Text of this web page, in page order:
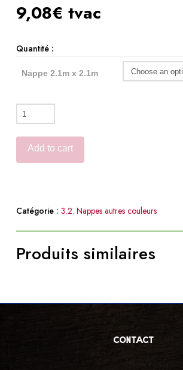
9,08€ tvac
Quantité :
Nappe 2.1m x 2.1m
Nappe
2m
x
Add to cart
Catégorie : 3.2. Nappes autres couleurs
Produits similaires
contact